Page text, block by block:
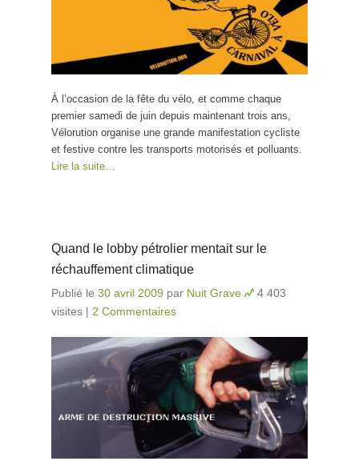
À l’occasion de la fête du vélo, et comme chaque
premier samedi de juin depuis maintenant trois ans,
Vélorution organise une grande manifestation cycliste
et festive contre les transports motorisés et polluants.
Lire la suite…
Quand le lobby pétrolier mentait sur le
réchauffement climatique
Publié le 30 avril 2009 par Nuit Grave
4 403
visites | 2 Commentaires